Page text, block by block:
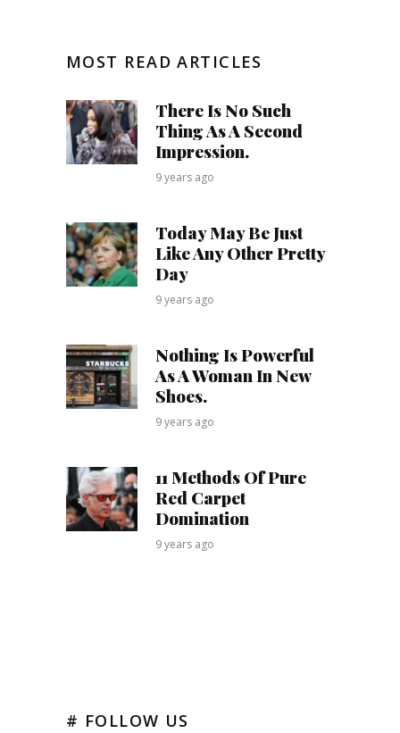
MOST READ ARTICLES
There Is No Such
Thing As A Second
Impression.
9 years ago
Today May Be Just
Like Any Other Pretty
Day
9 years ago
Nothing Is Powerful
As A Woman In New
Shoes.
9 years ago
11 Methods Of Pure
Red Carpet
Domination
9 years ago
# FOLLOW US